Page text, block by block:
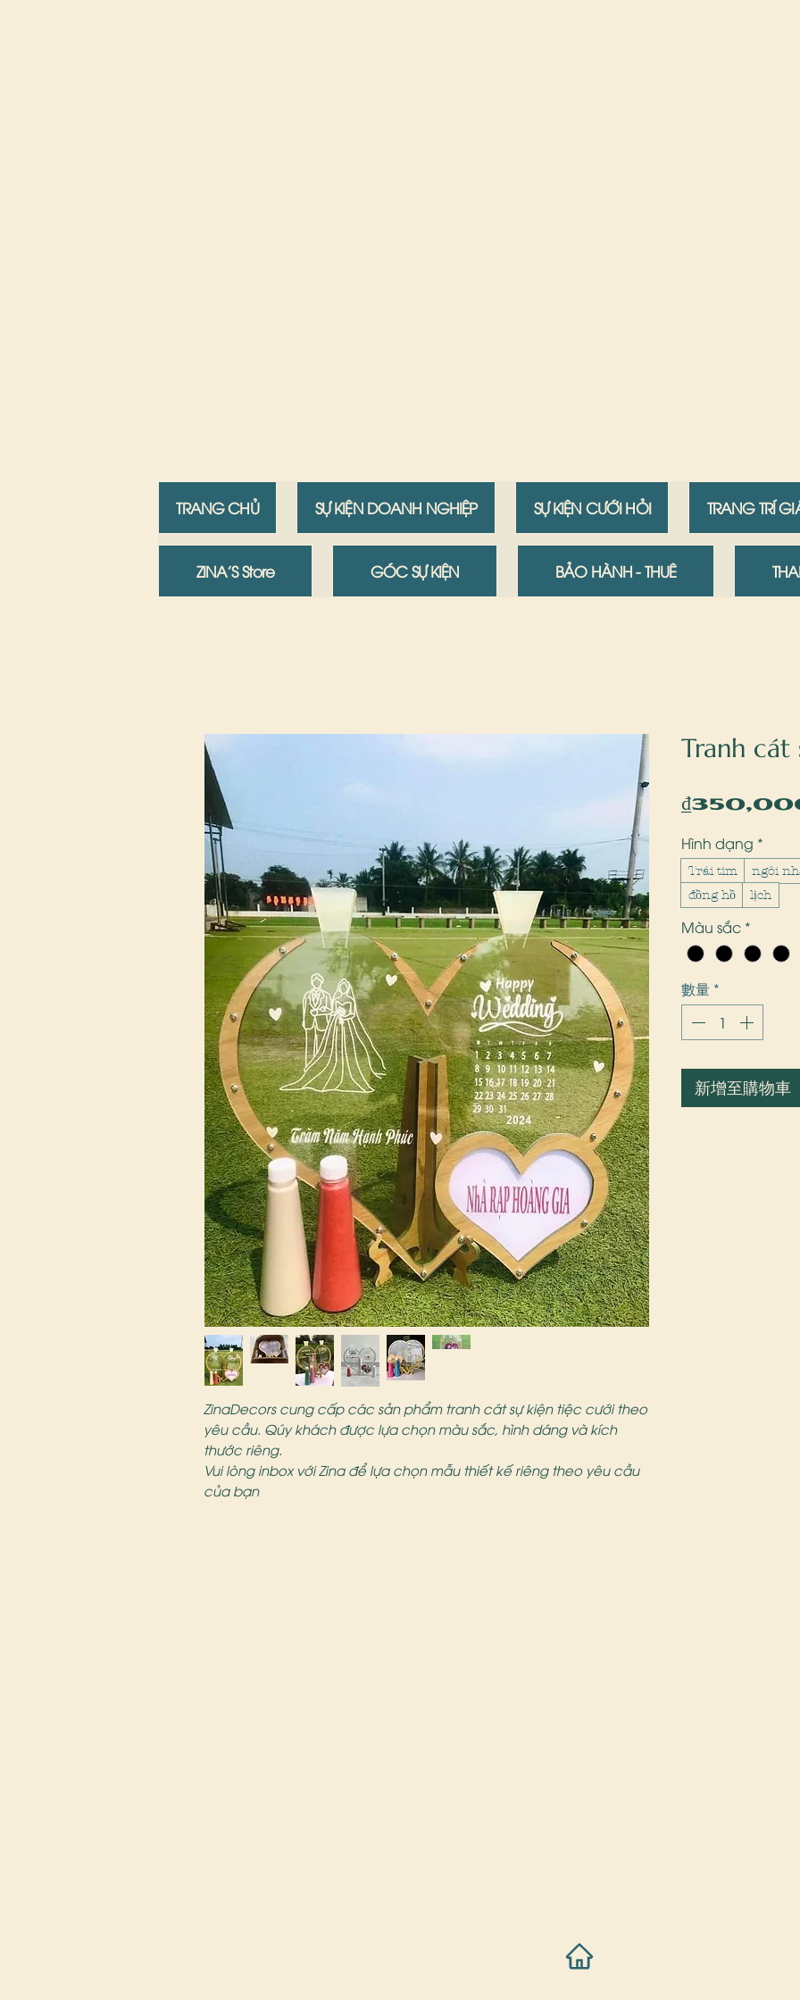
TRANG CHỦ SỰ KIỆN DOANH NGHIỆP SỰ KIỆN CƯỚI HỎI TRANG TRÍ
ZINA'S Store GÓC SỰ KIỆN BẢO HÀNH - THUÊ
ZinaDecors cung cấp các sản phẩm tranh cát sự kiện tiệc cưới theo
yêu cầu. Qúy khách được lựa chọn màu sắc, hình dáng và kích
thước riêng.
Vui lòng inbox với Zina để lựa chọn mẫu thiết kế riêng theo yêu cầu
của bạn
Tranh cát
Hình dạng *
Trái tim ngôi
đồng hồ
lịch
Màu sắc *
數量 *
新增至購物車